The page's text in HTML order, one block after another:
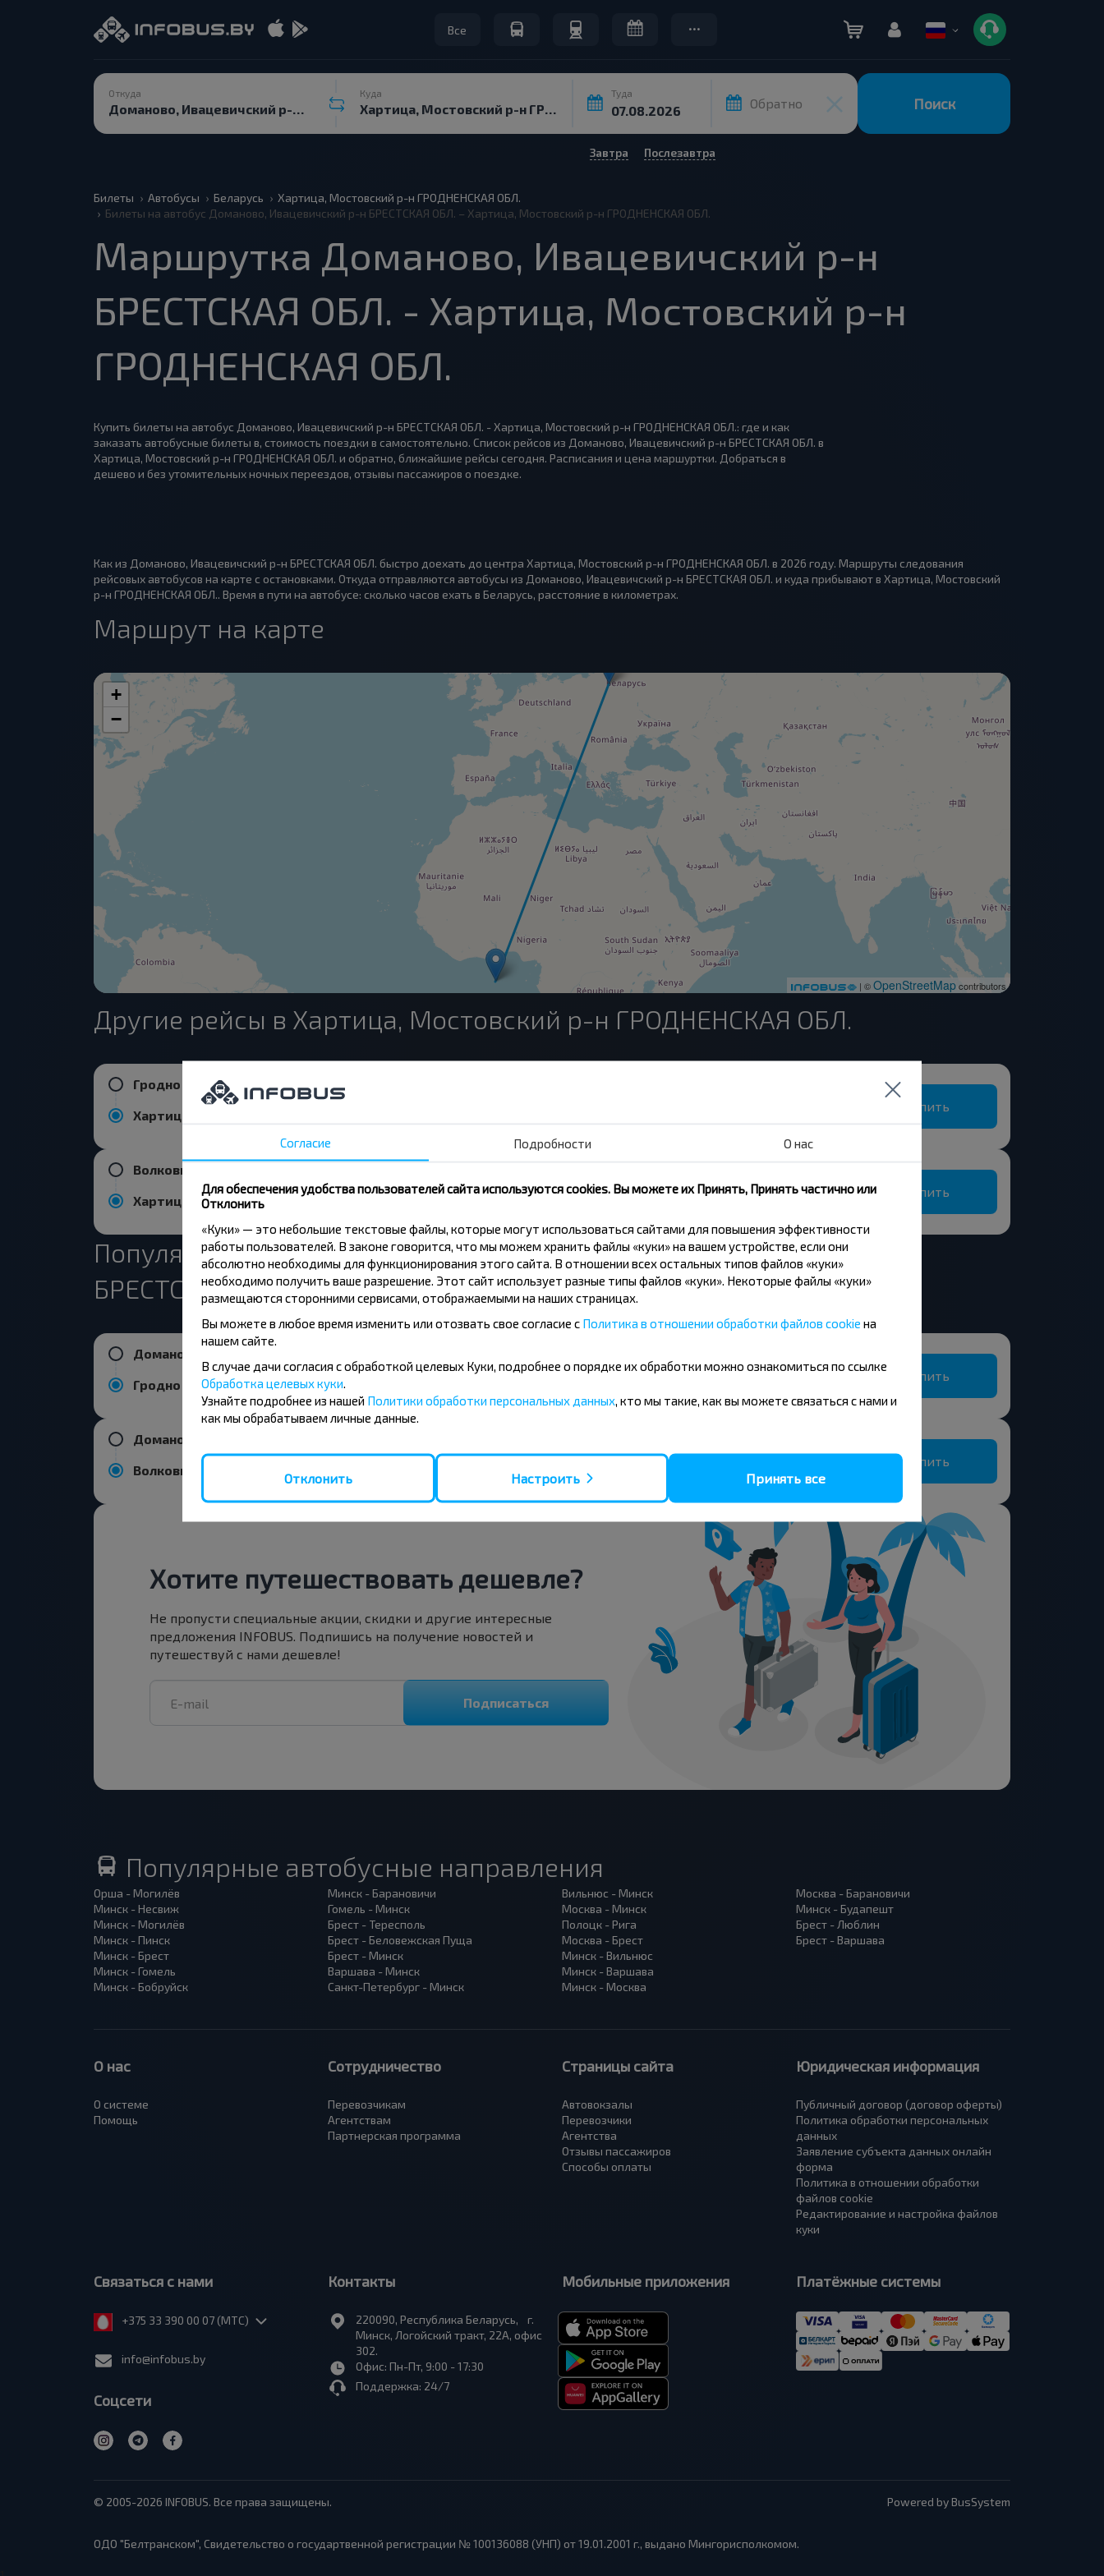
Все
Откуда Куда Туда
Обратно Поиск
Завтра Послезавтра
Билеты Автобусы Беларусь
Хартица, Мостовский р-н ГРОДНЕНСКАЯ ОБЛ.
Билеты на автобус Доманово, Ивацевичский р-н БРЕСТСКАЯ ОБЛ. – Хартица, Мостовский р-н ГРОДНЕНСКАЯ ОБЛ.
Маршрутка Доманово, Ивацевичский р-н
БРЕСТСКАЯ ОБЛ. - Хартица, Мостовский р-н
ГРОДНЕНСКАЯ ОБЛ.
Купить билеты на автобус Доманово, Ивацевичский р-н БРЕСТСКАЯ ОБЛ. - Хартица, Мостовский р-н ГРОДНЕНСКАЯ ОБЛ.: где и как
заказать автобусные билеты в, стоимость поездки в самостоятельно. Список рейсов из Доманово, Ивацевичский р-н БРЕСТСКАЯ ОБЛ. в
Хартица, Мостовский р-н ГРОДНЕНСКАЯ ОБЛ. и обратно, ближайшие рейсы сегодня. Расписания и цена маршуртки. Добраться в
дешево и без утомительных ночных переездов, отзывы пассажиров о поездке.
Как из Доманово, Ивацевичский р-н БРЕСТСКАЯ ОБЛ. быстро доехать до центра Хартица, Мостовский р-н ГРОДНЕНСКАЯ ОБЛ. в 2026 году. Маршруты следования
рейсовых автобусов на карте с остановками. Откуда отправляются автобусы из Доманово, Ивацевичский р-н БРЕСТСКАЯ ОБЛ. и куда прибывают в Хартица, Мостовский
р-н ГРОДНЕНСКАЯ ОБЛ.. Время в пути на автобусе: сколько часов ехать в Беларусь, расстояние в километрах.
Маршрут на карте
+
−
| ©OpenStreetMapcontributors
Другие рейсы в Хартица, Мостовский р-н ГРОДНЕНСКАЯ ОБЛ.
Гродно
Волковыск
Хартица, Мостовский р-н ГРОДНЕНСКАЯ ОБЛ.
Купить
Купить
Купить
Популярные направления из города Доманово, Ивацевичский р-н
БРЕСТСКАЯ ОБЛ.
Гродно
Купить
Волковыск
Купить
Купить
Купить
Хотите путешествовать дешевле?
Не пропусти специальные акции, скидки и другие интересные
предложения INFOBUS. Подпишись на получение новостей и
путешествуй с нами дешевле!
Подписаться
Популярные автобусные направления
Орша - Могилёв
Минск - Несвиж
Минск - Могилёв
Минск - Пинск
Минск - Брест
Минск - Гомель
Минск - Бобруйск
Минск - Барановичи
Гомель - Минск
Брест - Тересполь
Брест - Беловежская Пуща
Брест - Минск
Варшава - Минск
Санкт-Петербург - Минск
Вильнюс - Минск
Москва - Минск
Полоцк - Рига
Москва - Брест
Минск - Вильнюс
Минск - Варшава
Минск - Москва
Москва - Барановичи
Минск - Будапешт
Брест - Люблин
Брест - Варшава
О нас
О системе
Помощь
Сотрудничество
Перевозчикам
Агентствам
Партнерская программа
Страницы сайта
Автовокзалы
Перевозчики
Агентства
Отзывы пассажиров
Способы оплаты
Юридическая информация
Публичный договор (договор оферты)
Политика обработки персональных
данных
Заявление субъекта данных онлайн
форма
Политика в отношении обработки
файлов cookie
Редактирование и настройка файлов
куки
Связаться с нами
+375 33 390 00 07 (МТС)
info@infobus.by
Соцсети
Контакты
220090, Республика Беларусь, г.
Минск, Логойский тракт, 22А, офис
302.
Офис: Пн-Пт, 9:00 - 17:30
Поддержка: 24/7
Мобильные приложения Платёжные системы
© 2005-2026 INFOBUS. Все права защищены. Powered by BusSystem
ОДО "Белтранском", Свидетельство о государтвенной регистрации № 100136088 (УНП) от 19.01.2001 г., выдано Мингорисполкомом.
Согласие Подробности О нас
Для обеспечения удобства пользователей сайта используются cookies. Вы можете их Принять, Принять частично или
Отклонить
«Куки» — это небольшие текстовые файлы, которые могут использоваться сайтами для повышения эффективности
работы пользователей. В законе говорится, что мы можем хранить файлы «куки» на вашем устройстве, если они
абсолютно необходимы для функционирования этого сайта. В отношении всех остальных типов файлов «куки»
необходимо получить ваше разрешение. Этот сайт использует разные типы файлов «куки». Некоторые файлы «куки»
размещаются сторонними сервисами, отображаемыми на наших страницах.
Вы можете в любое время изменить или отозвать свое согласие с Политика в отношении обработки файлов cookie на
нашем сайте.
В случае дачи согласия с обработкой целевых Куки, подробнее о порядке их обработки можно ознакомиться по ссылке
Обработка целевых куки
Узнайте подробнее из нашей Политики обработки персональных данных , кто мы такие, как вы можете связаться с нами и
как мы обрабатываем личные данные.
Отклонить Настроить Принять все